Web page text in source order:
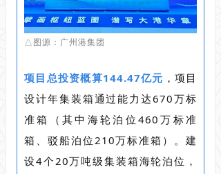
△图源：广州港集团
项目总投资概算144.47亿元 ，项目
设计年集装箱通过能力达670万标
准箱（其中海轮泊位460万标准
箱、驳船泊位210万标准箱）。建
设4个20万吨级集装箱海轮泊位，